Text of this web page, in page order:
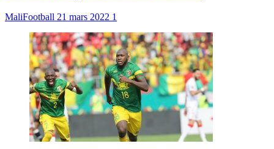
MaliFootball 21 mars 2022 1